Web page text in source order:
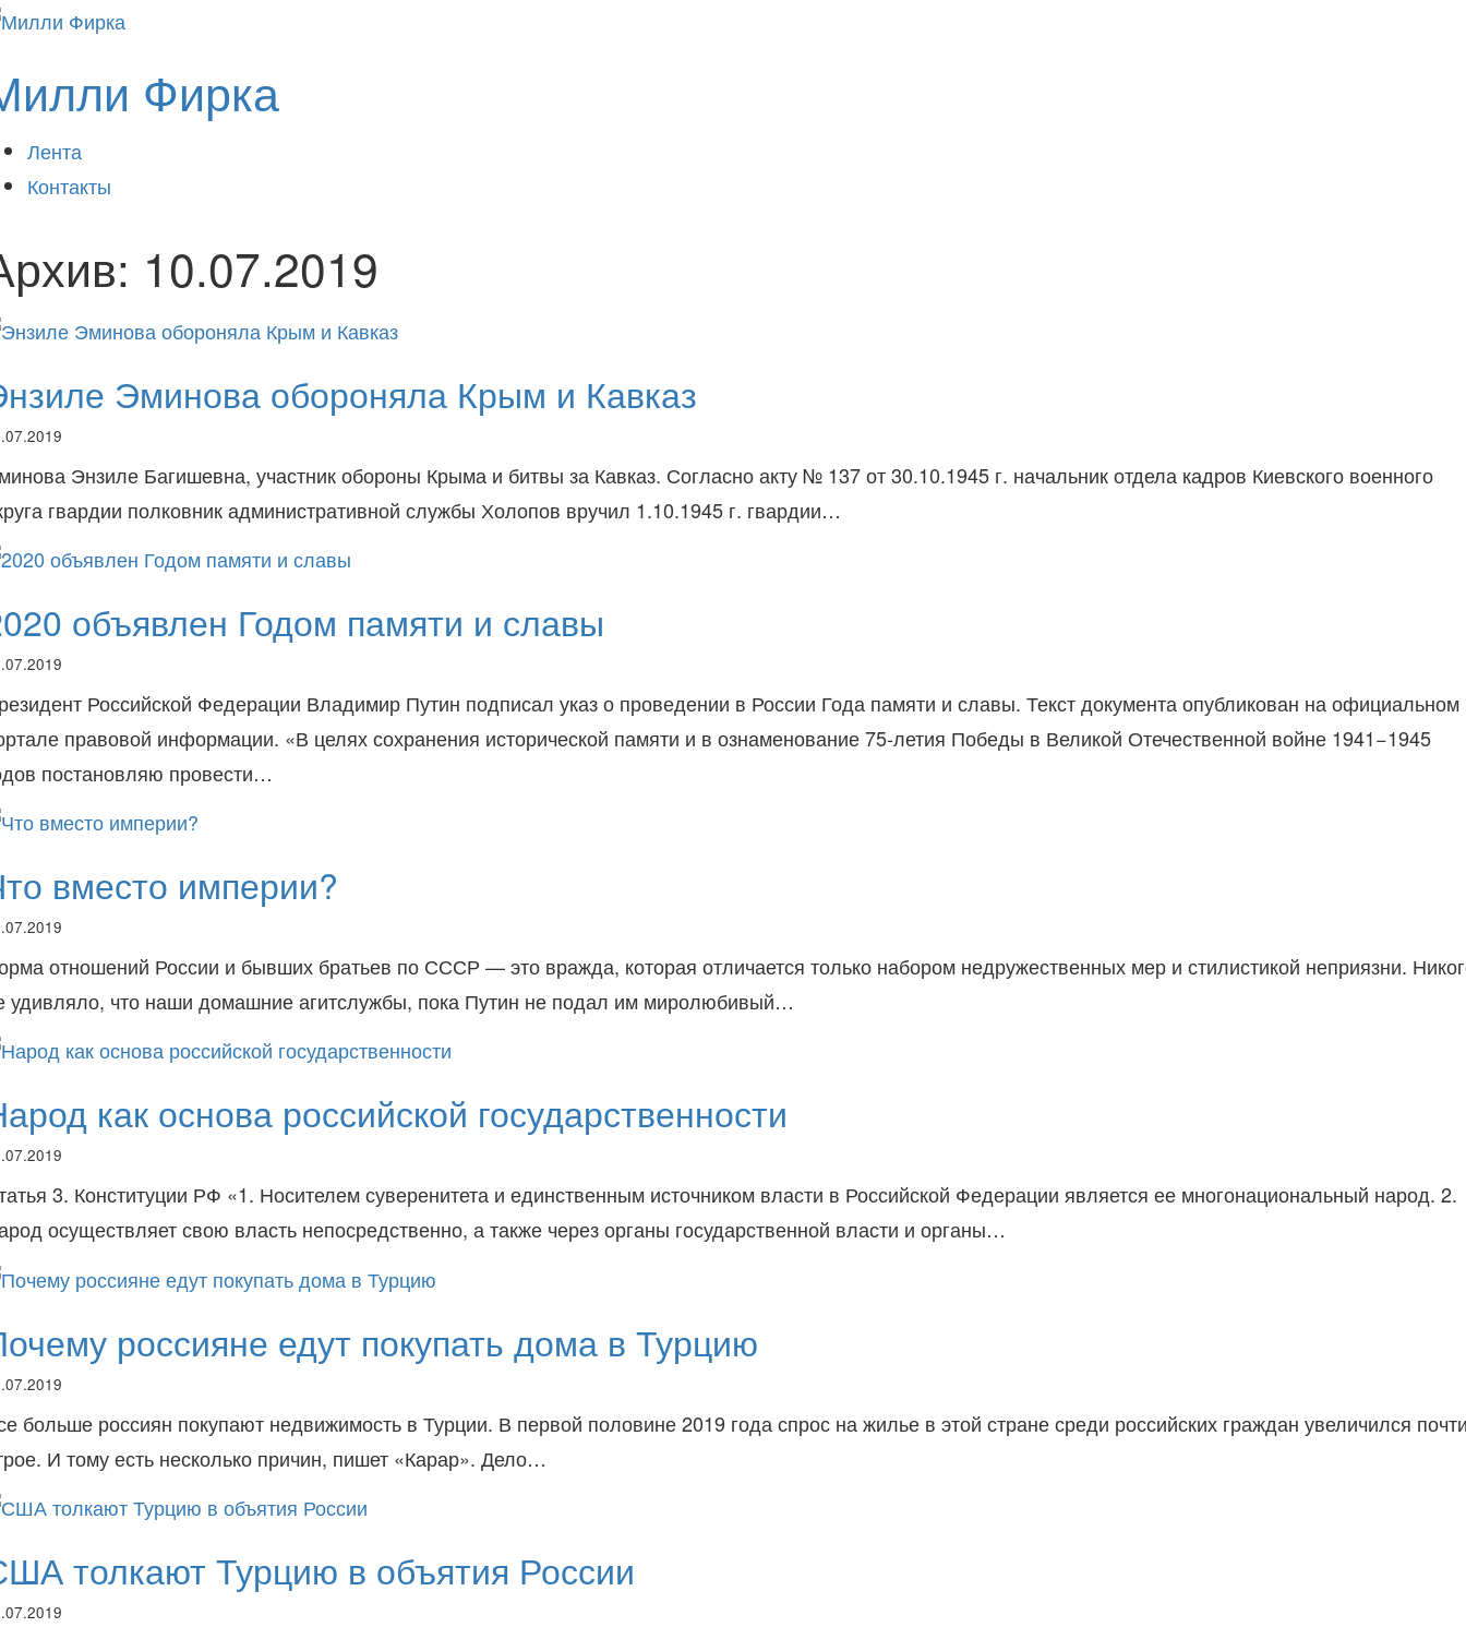
Фирка
Лента
Контакты
10.07.2019
Эминова обороняла Крым и Кавказ
Энзиле Багишевна, участник обороны Крыма и битвы за Кавказ. Согласно акту № 137 от 30.10.1945 г. начальник отдела кадров Киевского военного
гвардии полковник административной службы Холопов вручил 1.10.1945 г. гвардии…
объявлен Годом памяти и славы
Российской Федерации Владимир Путин подписал указ о проведении в России Года памяти и славы. Текст документа опубликован на официальном
правовой информации. «В целях сохранения исторической памяти и в ознаменование 75-летия Победы в Великой Отечественной войне 1941−1945
постановляю провести…
вместо империи?
отношений России и бывших братьев по СССР — это вражда, которая отличается только набором недружественных мер и стилистикой неприязни.
удивляло, что наши домашние агитслужбы, пока Путин не подал им миролюбивый…
как основа российской государственности
3. Конституции РФ «1. Носителем суверенитета и единственным источником власти в Российской Федерации является ее многонациональный народ. 2.
осуществляет свою власть непосредственно, а также через органы государственной власти и органы…
россияне едут покупать дома в Турцию
больше россиян покупают недвижимость в Турции. В первой половине 2019 года спрос на жилье в этой стране среди российских граждан увеличился
И тому есть несколько причин, пишет «Карар». Дело…
толкают Турцию в объятия России